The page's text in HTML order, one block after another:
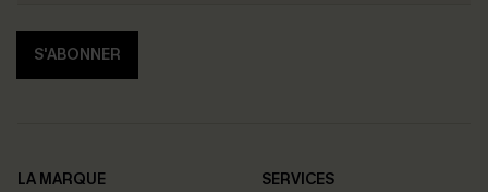
S'ABONNER
LA MARQUE
SERVICES